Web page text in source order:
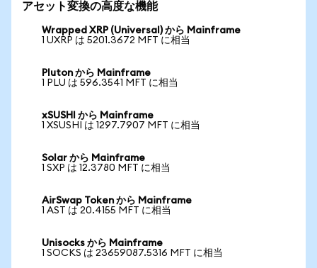
アセット変換の高度な機能
Wrapped XRP (Universal) から Mainframe
1 UXRP は 5201.3672 MFT に相当
Pluton から Mainframe
1 PLU は 596.3541 MFT に相当
xSUSHI から Mainframe
1 XSUSHI は 1297.7907 MFT に相当
Solar から Mainframe
1 SXP は 12.3780 MFT に相当
AirSwap Token から Mainframe
1 AST は 20.4155 MFT に相当
Unisocks から Mainframe
1 SOCKS は 23659087.5316 MFT に相当